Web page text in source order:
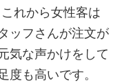
れから女性客は
ッフさんが注文が
気な声かけをして
度も高いです。